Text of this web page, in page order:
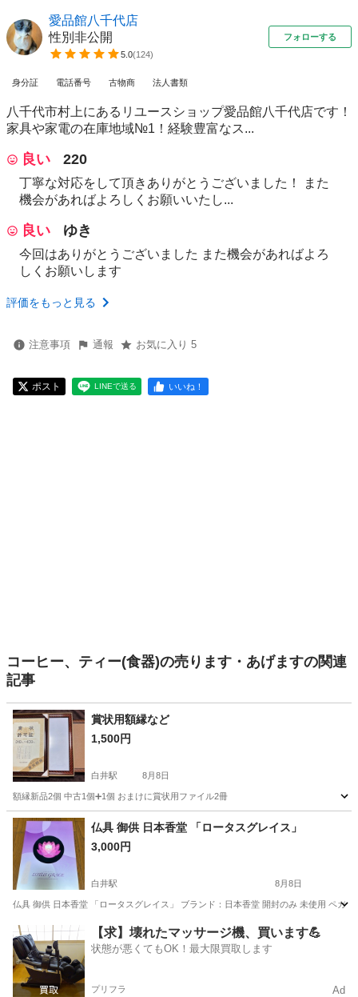
愛品館八千代店
性別非公開
5.0(124)
フォローする
身分証 電話番号 古物商 法人書類
八千代市村上にあるリユースショップ愛品館八千代店です！
家具や家電の在庫地域№1！経験豊富なス...
良い 220
丁寧な対応をして頂きありがとうございました！ また
機会があればよろしくお願いいたし...
良い ゆき
今回はありがとうございました また機会があればよろ
しくお願いします
評価をもっと見る
注意事項 通報 お気に入り 5
ポスト LINEで送る いいね！
コーヒー、ティー(食器)の売ります・あげますの関連
記事
賞状用額縁など
1,500円
白井駅 8月8日
額縁新品2個 中古1個➕1個 おまけに賞状用ファイル2冊
千葉 白井市 白井駅 その他 額縁
仏具 御供 日本香堂 「ロータスグレイス」
3,000円
白井駅 8月8日
仏具 御供 日本香堂 「ロータスグレイス」 ブランド：日本香堂 開封のみ 未使用 ペガ
千葉 千葉市 白井駅 冠婚葬祭 仏具
【求】壊れたマッサージ機、買います💪
状態が悪くてもOK！最大限買取します
プリフラ Ad